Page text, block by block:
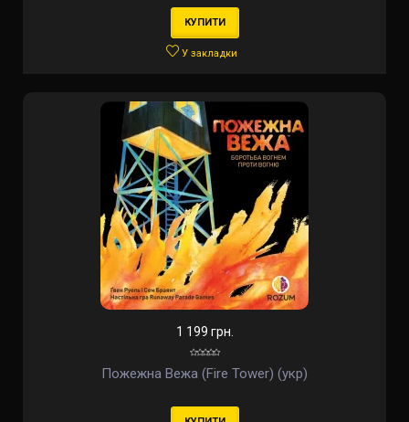
КУПИТИ
У закладки
1 199 грн.
Пожежна Вежа (Fire Tower) (укр)